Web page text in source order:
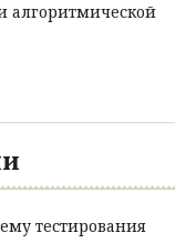
алгоритмической
тестирования